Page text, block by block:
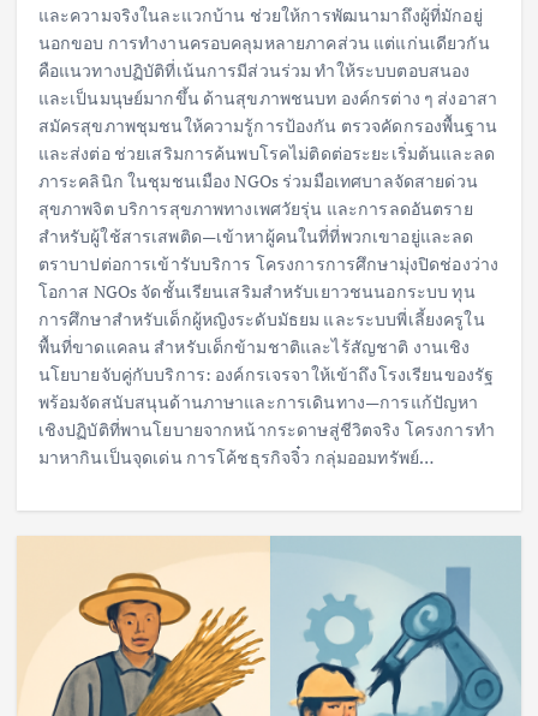
และความจริงในละแวกบ้าน ช่วยให้การพัฒนามาถึงผู้ที่มักอยู่
นอกขอบ การทำงานครอบคลุมหลายภาคส่วน แต่แก่นเดียวกัน
คือแนวทางปฏิบัติที่เน้นการมีส่วนร่วม ทำให้ระบบตอบสนอง
และเป็นมนุษย์มากขึ้น ด้านสุขภาพชนบท องค์กรต่าง ๆ ส่งอาสา
สมัครสุขภาพชุมชนให้ความรู้การป้องกัน ตรวจคัดกรองพื้นฐาน
และส่งต่อ ช่วยเสริมการค้นพบโรคไม่ติดต่อระยะเริ่มต้นและลด
ภาระคลินิก ในชุมชนเมือง NGOs ร่วมมือเทศบาลจัดสายด่วน
สุขภาพจิต บริการสุขภาพทางเพศวัยรุ่น และการลดอันตราย
สำหรับผู้ใช้สารเสพติด—เข้าหาผู้คนในที่ที่พวกเขาอยู่และลด
ตราบาปต่อการเข้ารับบริการ โครงการการศึกษามุ่งปิดช่องว่าง
โอกาส NGOs จัดชั้นเรียนเสริมสำหรับเยาวชนนอกระบบ ทุน
การศึกษาสำหรับเด็กผู้หญิงระดับมัธยม และระบบพี่เลี้ยงครูใน
พื้นที่ขาดแคลน สำหรับเด็กข้ามชาติและไร้สัญชาติ งานเชิง
นโยบายจับคู่กับบริการ: องค์กรเจรจาให้เข้าถึงโรงเรียนของรัฐ
พร้อมจัดสนับสนุนด้านภาษาและการเดินทาง—การแก้ปัญหา
เชิงปฏิบัติที่พานโยบายจากหน้ากระดาษสู่ชีวิตจริง โครงการทำ
มาหากินเป็นจุดเด่น การโค้ชธุรกิจจิ๋ว กลุ่มออมทรัพย์…